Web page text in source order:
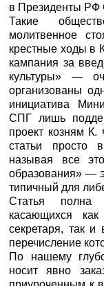
в Президенты РФ
Такие
молитвенное
крестные ходы в
кампания за
культуры» —
организованы
инициатива
СПГ лишь
проект козням
статьи просто
называя все
образования» —
типичный для
Статья полна
касающихся
секретаря, так и
перечисление
По нашему
носит явно